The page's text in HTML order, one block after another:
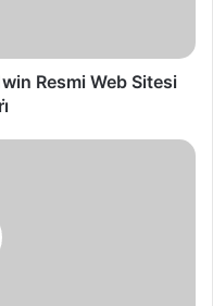
Resmi Web Sitesi